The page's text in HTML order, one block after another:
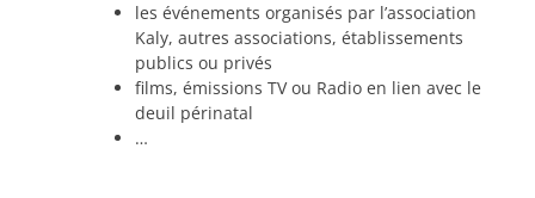
les événements organisés par l’association
Kaly, autres associations, établissements
publics ou privés
films, émissions TV ou Radio en lien avec le
deuil périnatal
…